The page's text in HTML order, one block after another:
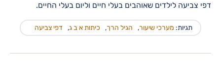
דפי צביעה לילדים שאוהבים בעלי חיים וליום בעלי החיים.
תגיות: מערכי שיעור, הגיל הרך, כיתות א ב ג, דפי צביעה